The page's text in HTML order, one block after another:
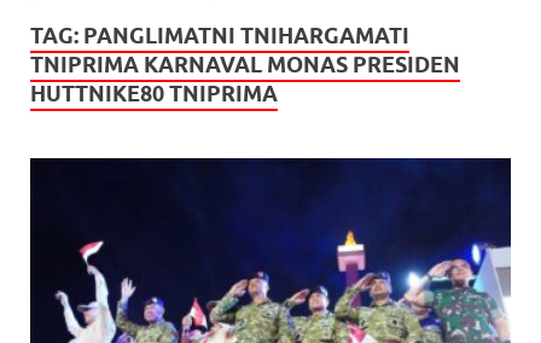
TAG: PANGLIMATNI TNIHARGAMATI
TNIPRIMA KARNAVAL MONAS PRESIDEN
HUTTNIKE80 TNIPRIMA